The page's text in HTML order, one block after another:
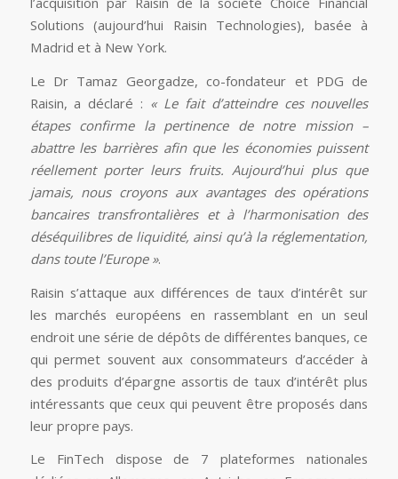
Solutions (aujourd’hui Raisin Technologies), basée à
Madrid et à New York.
Le Dr Tamaz Georgadze, co-fondateur et PDG de
Raisin, a déclaré : « Le fait d’atteindre ces nouvelles
étapes confirme la pertinence de notre mission –
abattre les barrières afin que les économies puissent
réellement porter leurs fruits. Aujourd’hui plus que
jamais, nous croyons aux avantages des opérations
bancaires transfrontalières et à l’harmonisation des
déséquilibres de liquidité, ainsi qu’à la réglementation,
dans toute l’Europe ».
Raisin s’attaque aux différences de taux d’intérêt sur
les marchés européens en rassemblant en un seul
endroit une série de dépôts de différentes banques, ce
qui permet souvent aux consommateurs d’accéder à
des produits d’épargne assortis de taux d’intérêt plus
intéressants que ceux qui peuvent être proposés dans
leur propre pays.
Le FinTech dispose de 7 plateformes nationales